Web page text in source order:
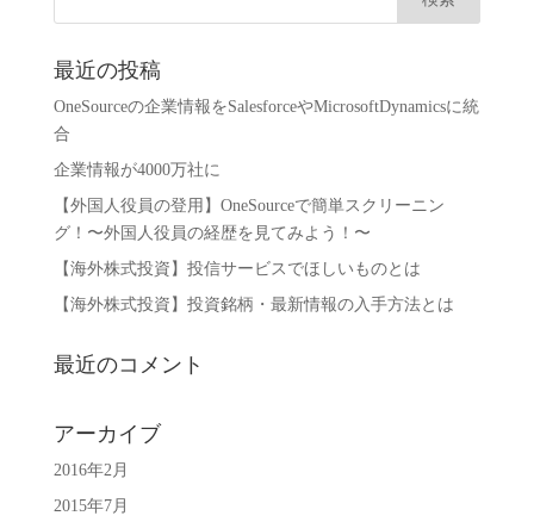
最近の投稿
OneSourceの企業情報をSalesforceやMicrosoftDynamicsに統
合
企業情報が4000万社に
【外国人役員の登用】OneSourceで簡単スクリーニン
グ！〜外国人役員の経歴を見てみよう！〜
【海外株式投資】投信サービスでほしいものとは
【海外株式投資】投資銘柄・最新情報の入手方法とは
最近のコメント
アーカイブ
2016年2月
2015年7月